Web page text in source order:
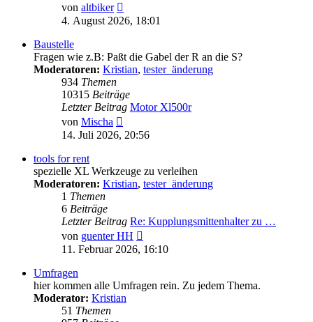
von altbiker
Beitrag
4. August 2026, 18:01
Baustelle
Fragen wie z.B: Paßt die Gabel der R an die S?
Moderatoren: Kristian, tester_änderung
934 Themen
10315 Beiträge
Letzter Beitrag Motor Xl500r
von Mischa
Beitrag
14. Juli 2026, 20:56
tools for rent
spezielle XL Werkzeuge zu verleihen
Moderatoren: Kristian, tester_änderung
1 Themen
6 Beiträge
Letzter Beitrag Re: Kupplungsmittenhalter zu …
von guenter HH
Beitrag
11. Februar 2026, 16:10
Umfragen
hier kommen alle Umfragen rein. Zu jedem Thema.
Moderator: Kristian
51 Themen